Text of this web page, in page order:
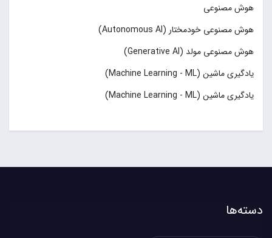
هوش مصنوعی
هوش مصنوعی خودمختار (Autonomous AI)
هوش مصنوعی مولد (Generative AI)
یادگیری ماشین (Machine Learning - ML)
یادگیری ماشین (Machine Learning - ML)
دسته‌ها